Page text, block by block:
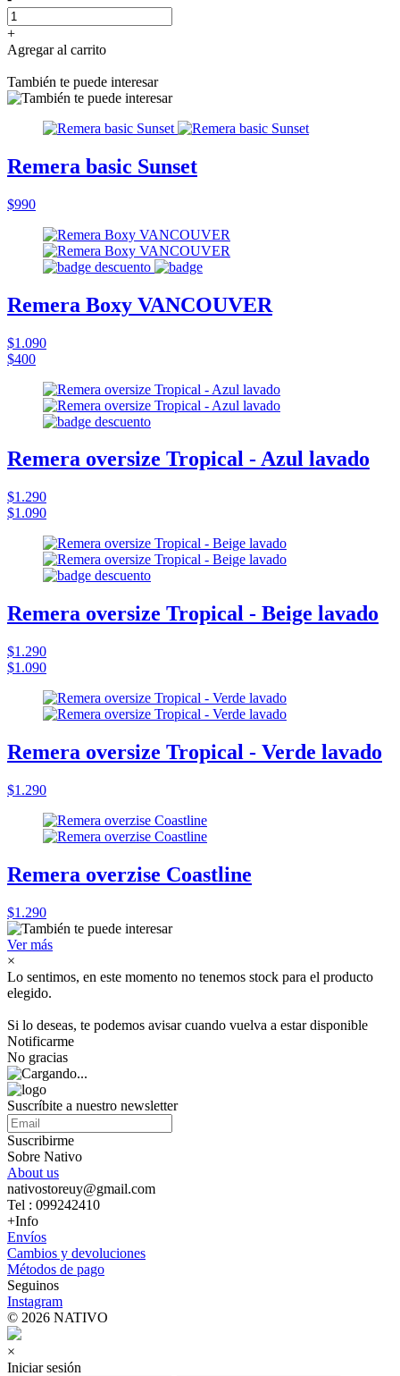
+
Agregar al carrito
También te puede interesar
Remera basic Sunset
$990
Remera Boxy VANCOUVER
$1.090
$400
Remera oversize Tropical - Azul lavado
$1.290
$1.090
Remera oversize Tropical - Beige lavado
$1.290
$1.090
Remera oversize Tropical - Verde lavado
$1.290
Remera overzise Coastline
$1.290
Ver más
×
Lo sentimos, en este momento no tenemos stock para el producto
elegido.
Si lo deseas, te podemos avisar cuando vuelva a estar disponible
Notificarme
No gracias
Suscríbite a nuestro newsletter
Suscribirme
Sobre Nativo
About us
nativostoreuy@gmail.com
Tel : 099242410
+Info
Envíos
Cambios y devoluciones
Métodos de pago
Seguinos
Instagram
© 2026 NATIVO
×
Iniciar sesión